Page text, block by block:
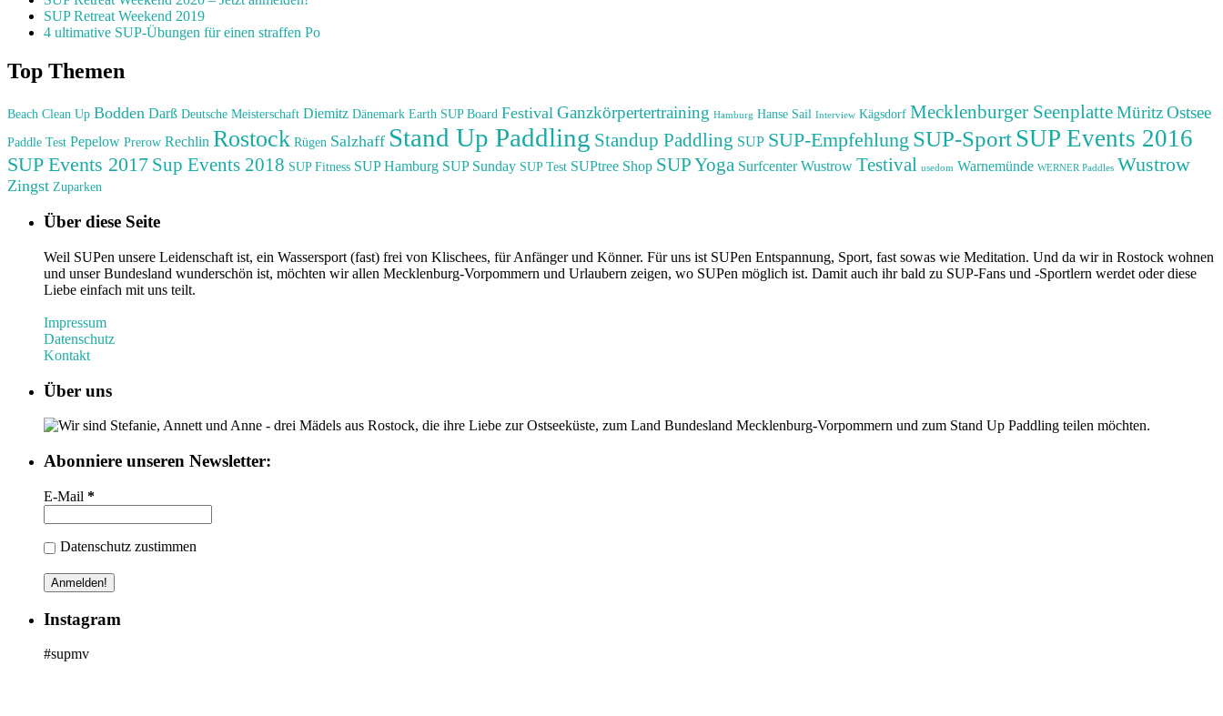
SUP Retreat Weekend 2019
4 ultimative SUP-Übungen für einen straffen Po
Top Themen
Beach Clean Up Bodden Darß Deutsche Meisterschaft Diemitz Dänemark Earth SUP Board Festival Ganzkörpertertraining Hamburg Hanse Sail Interview Kägsdorf Mecklenburger SeenplatteMüritzOstsee
Paddle Test Pepelow Prerow Rechlin Rostock Rügen Salzhaff Stand Up Paddling Standup Paddling SUP SUP-Empfehlung SUP-SportSUP Events 2016
SUP Events 2017 Sup Events 2018 SUP Fitness SUP Hamburg SUP Sunday SUP Test SUPtree Shop SUP Yoga Surfcenter Wustrow Testival usedom Warnemünde WERNER Paddles Wustrow
Zingst Zuparken
Über diese Seite
Weil SUPen unsere Leidenschaft ist, ein Wassersport (fast) frei von Klischees, für Anfänger und Könner. Für uns ist SUPen Entspannung, Sport, fast sowas wie Meditation. Und da wir in Rostock wohnen
und unser Bundesland wunderschön ist, möchten wir allen Mecklenburg-Vorpommern und Urlaubern zeigen, wo SUPen möglich ist. Damit auch ihr bald zu SUP-Fans und -Sportlern werdet oder diese
Liebe einfach mit uns teilt.
Impressum
Datenschutz
Kontakt
Über uns
Wir sind Stefanie, Annett und Anne - drei Mädels aus Rostock, die ihre Liebe zur Ostseeküste, zum Land Bundesland Mecklenburg-Vorpommern und zum Stand Up Paddling teilen möchten.
Abonniere unseren Newsletter:
E-Mail *
Datenschutz zustimmen
Instagram
#supmv